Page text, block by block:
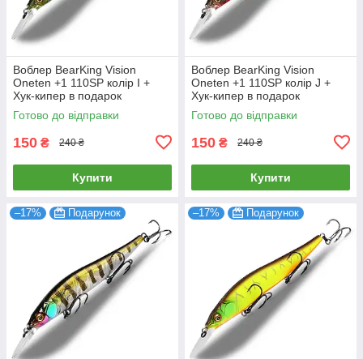
Воблер BearKing Vision
Oneten +1 110SP колір I +
Хук-кипер в подарок
Готово до відправки
150 ₴ 240 ₴
Купити
Воблер BearKing Vision
Oneten +1 110SP колір J +
Хук-кипер в подарок
Готово до відправки
150 ₴ 240 ₴
Купити
–17% Подарунок –17% Подарунок